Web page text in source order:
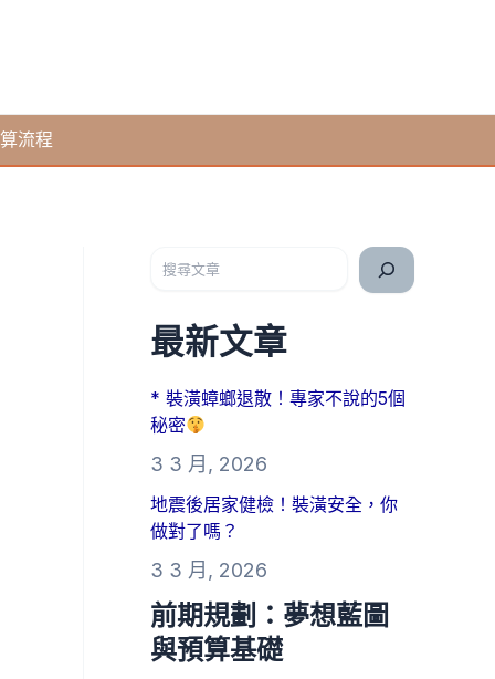
流程
最新文章
* 裝潢蟑螂退散！專家不說的5個
秘密
3 3 月, 2026
地震後居家健檢！裝潢安全，你
做對了嗎？
3 3 月, 2026
前期規劃：夢想藍圖
與預算基礎